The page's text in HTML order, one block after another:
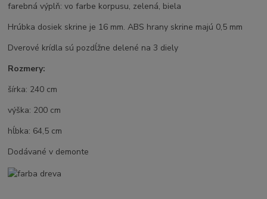
farebná výplň: vo farbe korpusu, zelená, biela
Hrúbka dosiek skrine je 16 mm. ABS hrany skrine majú 0,5 mm
Dverové krídla sú pozdĺžne delené na 3 diely
Rozmery:
šírka: 240 cm
výška: 200 cm
hĺbka: 64,5 cm
Dodávané v demonte